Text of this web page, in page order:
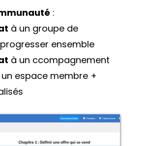
:
à un groupe de
ensemble
à un ccompagnement
espace membre +